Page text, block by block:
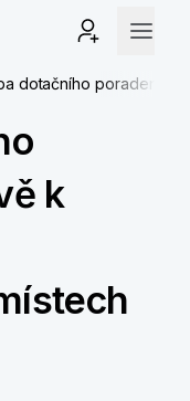
dotačního poradenství
k